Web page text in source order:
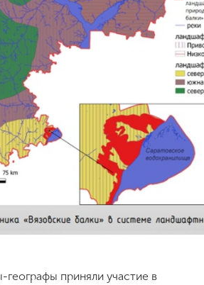
географы приняли участие в